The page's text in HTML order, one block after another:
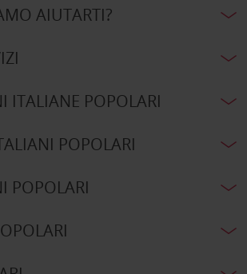
AIUTARTI?
ITALIANE POPOLARI
POPOLARI
POPOLARI